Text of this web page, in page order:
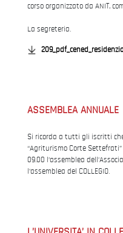
corso organizzato da ANIT,
La segreteria.
ASSEMBLEA ANNUALE
Si ricorda a tutti gli iscritti
“Agriturismo Corte
09.00 l’assemblea
l’assemblea del COLLEGIO.